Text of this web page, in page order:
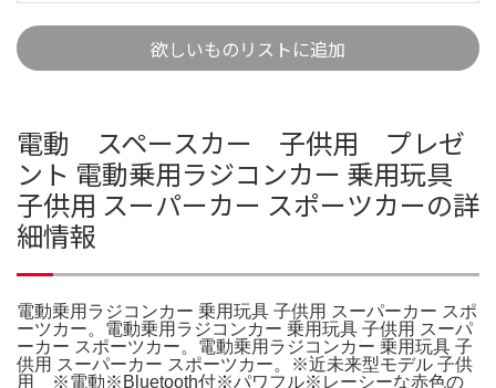
欲しいものリストに追加
電動 スペースカー 子供用 プレゼ
ント 電動乗用ラジコンカー 乗用玩具
子供用 スーパーカー スポーツカーの詳
細情報
電動乗用ラジコンカー 乗用玩具 子供用 スーパーカー スポ
ーツカー。電動乗用ラジコンカー 乗用玩具 子供用 スーパ
ーカー スポーツカー。電動乗用ラジコンカー 乗用玩具 子
供用 スーパーカー スポーツカー。※近未来型モデル 子供
用 ※電動※Bluetooth付※パワフル※レーシーな赤色の